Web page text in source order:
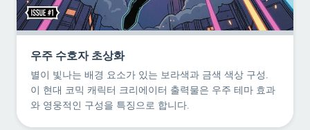
우주 수호자 초상화
별이 빛나는 배경 요소가 있는 보라색과 금색 색상 구성.
이 현대 코믹 캐릭터 크리에이터 출력물은 우주 테마 효과
와 영웅적인 구성을 특징으로 합니다.